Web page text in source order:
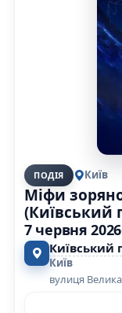
ПОДІЯ Київ
Міфи
(Київський
7 червня 2026
Київський
Київ
вулиця